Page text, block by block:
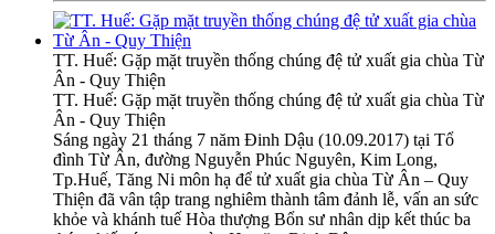
TT. Huế: Gặp mặt truyền thống chúng đệ tử xuất gia chùa Từ
Ân - Quy Thiện
TT. Huế: Gặp mặt truyền thống chúng đệ tử xuất gia chùa Từ
Ân - Quy Thiện
Sáng ngày 21 tháng 7 năm Đinh Dậu (10.09.2017) tại Tổ
đình Từ Ân, đường Nguyễn Phúc Nguyên, Kim Long,
Tp.Huế, Tăng Ni môn hạ để tử xuất gia chùa Từ Ân – Quy
Thiện đã vân tập trang nghiêm thành tâm đảnh lễ, vấn an sức
khỏe và khánh tuế Hòa thượng Bổn sư nhân dịp kết thúc ba